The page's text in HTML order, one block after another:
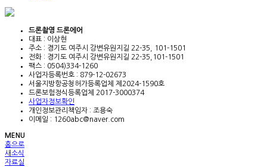
드론촬영 드론에어
대표 : 이상현
주소 : 경기도 여주시 강변유원지길 22-35, 101-1501
전화 : 경기도 여주시 강변유원지길 22-35,101-1501
팩스 : 0504)334-1260
사업자등록번호 : 879-12-02673
서울지방항공청허가등록업체 제2024-1590호
드론보험정식등록업체 2017-3000374
사업자정보확인
개인정보관리책임자 : 조용숙
이메일 : 1260abc@naver.com
MENU
홈으로
새소식
자료실